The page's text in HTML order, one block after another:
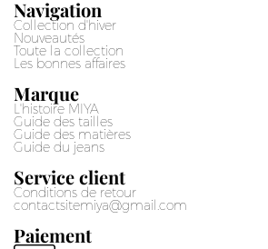
Navigation
Collection d'hiver
Nouveautés
Toute la collection
Les bonnes affaires
Marque
L'histoire MIYA
Guide des tailles
Guide des matières
Guide du jeans
Service client
Conditions de retour
contactsitemiya@gmail.com
Paiement